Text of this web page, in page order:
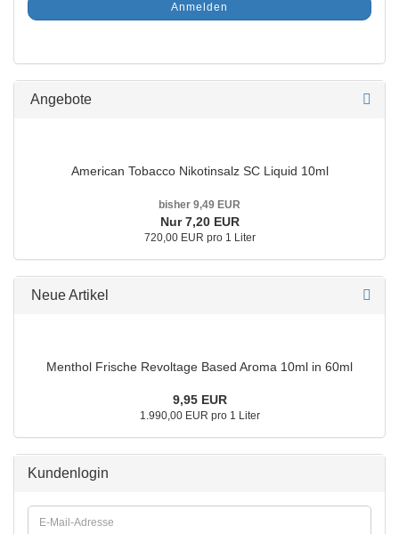
Anmelden
Angebote
American Tobacco Nikotinsalz SC Liquid 10ml
bisher 9,49 EUR
Nur 7,20 EUR
720,00 EUR pro 1 Liter
Neue Artikel
Menthol Frische Revoltage Based Aroma 10ml in 60ml
9,95 EUR
1.990,00 EUR pro 1 Liter
Kundenlogin